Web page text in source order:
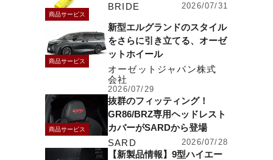
商品サービス
BRIDE
2026/07/31
商品サービス
新型エルグランドのスタイル
をさらに引き立てる、オーゼ
ットホイール
オーゼットジャパン株式
会社
2026/07/29
商品サービス
抜群のフィッティング！
GR86/BRZ専用ヘッドレスト
カバーがSARDから登場
SARD
2026/07/28
【新製品情報】9型ハイエー